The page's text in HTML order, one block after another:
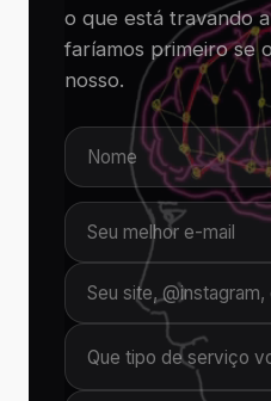
o que está travando
faríamos primeiro se
nosso.
Que tipo de serviço